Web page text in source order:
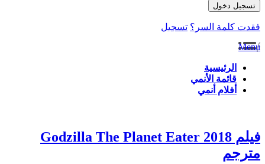
فقدت كلمة السر؟ تسجيل
Menu
الرئيسية
قائمة الأنمي
أفلام أنمي
فيلم Godzilla The Planet Eater 2018
مترجم